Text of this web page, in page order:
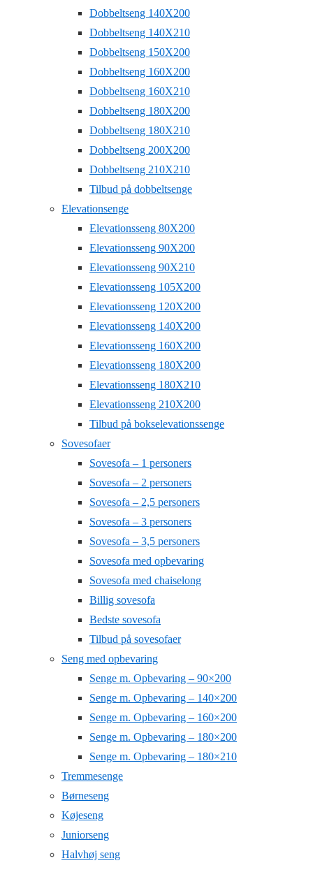
Dobbeltseng 140X200
Dobbeltseng 140X210
Dobbeltseng 150X200
Dobbeltseng 160X200
Dobbeltseng 160X210
Dobbeltseng 180X200
Dobbeltseng 180X210
Dobbeltseng 200X200
Dobbeltseng 210X210
Tilbud på dobbeltsenge
Elevationsenge
Elevationsseng 80X200
Elevationsseng 90X200
Elevationsseng 90X210
Elevationsseng 105X200
Elevationsseng 120X200
Elevationsseng 140X200
Elevationsseng 160X200
Elevationsseng 180X200
Elevationsseng 180X210
Elevationsseng 210X200
Tilbud på bokselevationssenge
Sovesofaer
Sovesofa – 1 personers
Sovesofa – 2 personers
Sovesofa – 2,5 personers
Sovesofa – 3 personers
Sovesofa – 3,5 personers
Sovesofa med opbevaring
Sovesofa med chaiselong
Billig sovesofa
Bedste sovesofa
Tilbud på sovesofaer
Seng med opbevaring
Senge m. Opbevaring – 90×200
Senge m. Opbevaring – 140×200
Senge m. Opbevaring – 160×200
Senge m. Opbevaring – 180×200
Senge m. Opbevaring – 180×210
Tremmesenge
Børneseng
Køjeseng
Juniorseng
Halvhøj seng